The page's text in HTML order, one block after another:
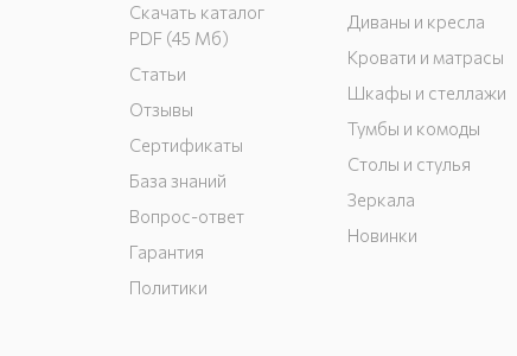
Скачать каталог
PDF (45 Мб)
Статьи
Отзывы
Сертификаты
База знаний
Вопрос-ответ
Гарантия
Политики
Диваны и кресла
Кровати и матрасы
Шкафы и стеллажи
Тумбы и комоды
Столы и стулья
Зеркала
Новинки